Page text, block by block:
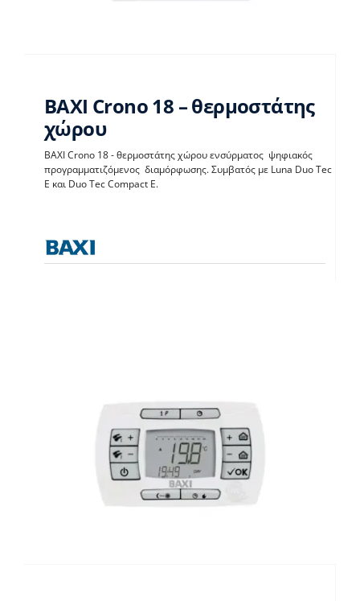
BAXI Crono 18 –
θερμοστάτης χώρου
BAXI Crono 18 – θερμοστάτης
χώρου
BAXI Crono 18 - θερμοστάτης χώρου ενσύρματος ψηφιακός
προγραμματιζόμενος διαμόρφωσης. Συμβατός με Luna Duo Tec
E και Duo Tec Compact E.